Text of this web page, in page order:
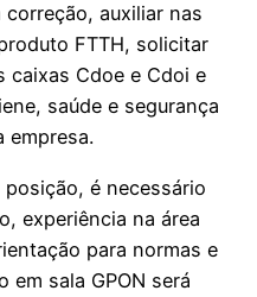
auxiliar nas
FTTH, solicitar
caixas Cdoe e Cdoi e
saúde e segurança
empresa.
é necessário
experiência na área
para normas e
em sala GPON será